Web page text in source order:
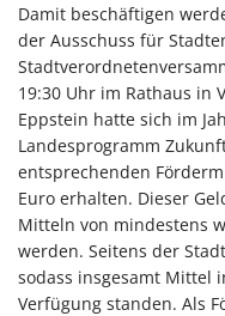
Damit beschäftigen
der Ausschuss für
19:30 Uhr im Rathaus in
Eppstein hatte sich im
Landesprogramm
entsprechenden
Euro erhalten. Dieser
Mitteln von mindestens
werden. Seitens der
sodass insgesamt Mittel
Verfügung standen. Als